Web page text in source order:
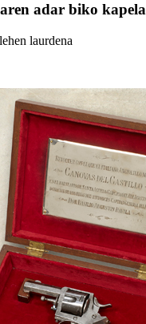
adar biko kapela
laurdena